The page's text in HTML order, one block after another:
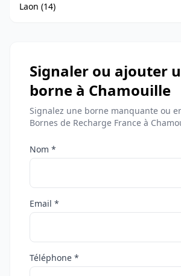
Laon (14)
Signaler ou ajouter
borne à Chamouille
Signalez une borne manquante ou
Bornes de Recharge France à
Nom *
Email *
Téléphone *